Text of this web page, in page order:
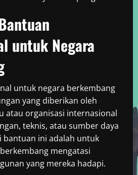
untuk Negara
untuk negara berkembang
yang diberikan oleh
atau organisasi internasional
teknis, atau sumber daya
bantuan ini adalah untuk
mengatasi
yang mereka hadapi.